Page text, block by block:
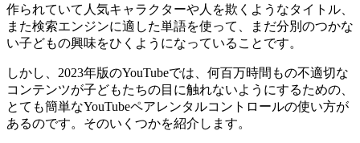
作られていて人気キャラクターや人を欺くようなタイトル、
また検索エンジンに適した単語を使って、まだ分別のつかな
い子どもの興味をひくようになっていることです。
しかし、2023年版のYouTubeでは、何百万時間もの不適切な
コンテンツが子どもたちの目に触れないようにするための、
とても簡単なYouTubeペアレンタルコントロールの使い方が
あるのです。そのいくつかを紹介します。